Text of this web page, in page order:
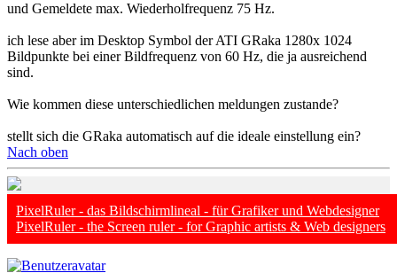
und Gemeldete max. Wiederholfrequenz 75 Hz.
ich lese aber im Desktop Symbol der ATI GRaka 1280x 1024
Bildpunkte bei einer Bildfrequenz von 60 Hz, die ja ausreichend
sind.
Wie kommen diese unterschiedlichen meldungen zustande?
stellt sich die GRaka automatisch auf die ideale einstellung ein?
Nach oben
PixelRuler - das Bildschirmlineal - für Grafiker und Webdesigner
PixelRuler - the Screen ruler - for Graphic artists & Web designers